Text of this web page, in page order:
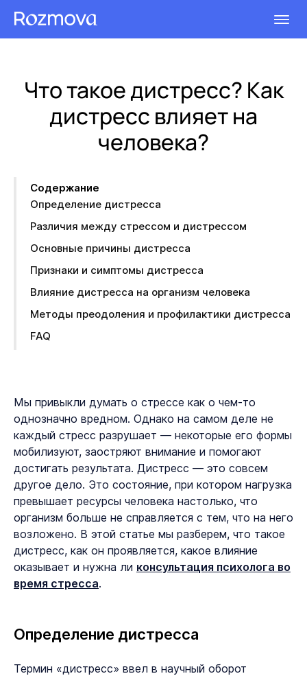
Что такое дистресс? Как
дистресс влияет на
человека?
Содержание
Определение дистресса
Различия между стрессом и дистрессом
Основные причины дистресса
Признаки и симптомы дистресса
Влияние дистресса на организм человека
Методы преодоления и профилактики дистресса
FAQ
Мы привыкли думать о стрессе как о чем-то
однозначно вредном. Однако на самом деле не
каждый стресс разрушает — некоторые его формы
мобилизуют, заостряют внимание и помогают
достигать результата. Дистресс — это совсем
другое дело. Это состояние, при котором нагрузка
превышает ресурсы человека настолько, что
организм больше не справляется с тем, что на него
возложено. В этой статье мы разберем, что такое
дистресс, как он проявляется, какое влияние
оказывает и нужна ли консультация психолога во
время стресса.
Определение дистресса
Термин «дистресс» ввел в научный оборот